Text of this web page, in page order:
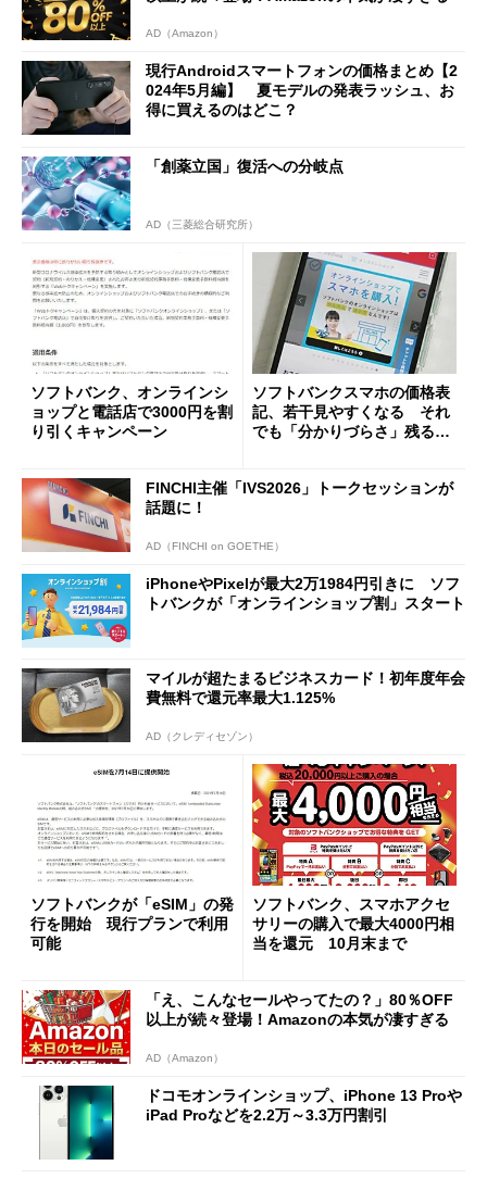
AD（Amazon）
現行Androidスマートフォンの価格まとめ【2
024年5月編】 夏モデルの発表ラッシュ、お
得に買えるのはどこ？
「創薬立国」復活への分岐点
AD（三菱総合研究所）
ソフトバンク、オンラインシ
ョップと電話店で3000円を割
り引くキャンペーン
ソフトバンクスマホの価格表
記、若干見やすくなる それ
でも「分かりづらさ」残るワ
FINCHI主催「IVS2026」トークセッションが
話題に！
AD（FINCHI on GOETHE）
iPhoneやPixelが最大2万1984円引きに ソフ
トバンクが「オンラインショップ割」スタート
マイルが超たまるビジネスカード！初年度年会
費無料で還元率最大1.125%
AD（クレディセゾン）
ソフトバンクが「eSIM」の発
行を開始 現行プランで利用
可能
ソフトバンク、スマホアクセ
サリーの購入で最大4000円相
当を還元 10月末まで
「え、こんなセールやってたの？」80％OFF
以上が続々登場！Amazonの本気が凄すぎる
AD（Amazon）
ドコモオンラインショップ、iPhone 13 Proや
iPad Proなどを2.2万～3.3万円割引